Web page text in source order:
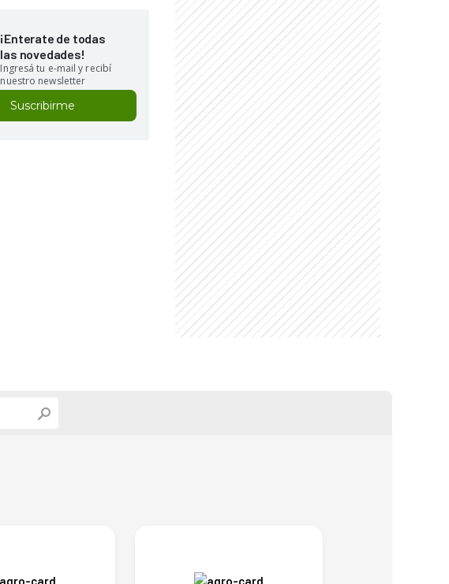
¡Enterate de todas
las novedades!
Ingresá tu e-mail y recibí
nuestro newsletter
Suscribirme